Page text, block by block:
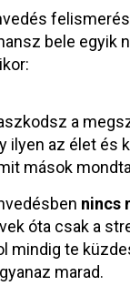
bele egyik
a
ilyen az élet és
mások
nincs
óta csak a
mindig te
marad.